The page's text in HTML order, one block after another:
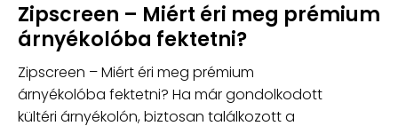
Zipscreen – Miért éri meg prémium
árnyékolóba fektetni?
Zipscreen – Miért éri meg prémium
árnyékolóba fektetni? Ha már gondolkodott
kültéri árnyékolón, biztosan találkozott a